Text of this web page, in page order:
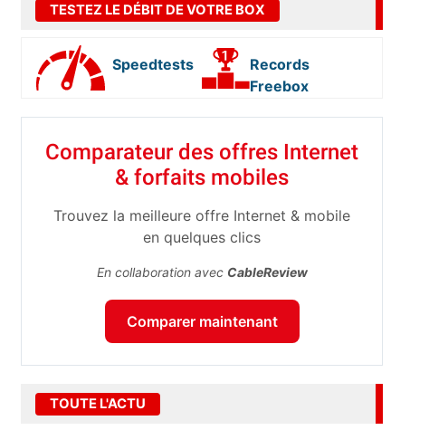
TESTEZ LE DÉBIT DE VOTRE BOX
Speedtests
Records
Freebox
Comparateur des offres Internet
& forfaits mobiles
Trouvez la meilleure offre Internet & mobile
en quelques clics
En collaboration avec CableReview
Comparer maintenant
TOUTE L'ACTU